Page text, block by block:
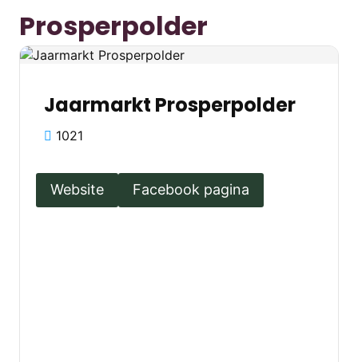
Prosperpolder
Jaarmarkt Prosperpolder
1021
Website Facebook pagina